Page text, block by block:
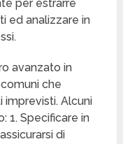
per estrarre
ed analizzare in
avanzato in
che
imprevisti. Alcuni
1. Specificare in
di